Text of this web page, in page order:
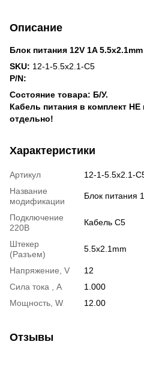
Описание
Блок питания 12V 1A
SKU: 12-1-5.5x2.1-C5
P/N:
Состояние товара: Б/У.
Кабель питания в комплект
отдельно!
Характеристики
Артикул
12-1-5.5x2.1-
Название
модификации
Блок питания
Подключение
220В
Кабель С5
Штекер
(Разъем)
5.5x2.1mm
Напряжение, V
12
Сила тока , A
1.000
Мощность, W
12.00
Отзывы